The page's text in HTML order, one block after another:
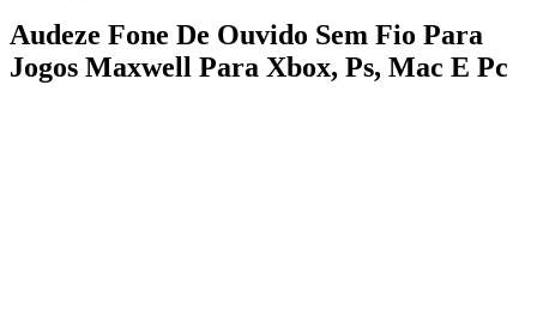
Audeze Fone De Ouvido Sem Fio Para
Jogos Maxwell Para Xbox, Ps, Mac E Pc